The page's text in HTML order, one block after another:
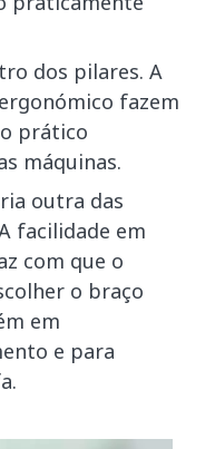
dos pilares. A
fazem
prático
máquinas.
outra das
facilidade em
com que o
o braço
em
e para